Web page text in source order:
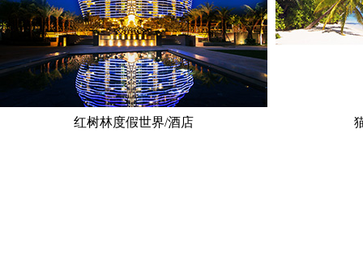
红树林度假世界/酒店